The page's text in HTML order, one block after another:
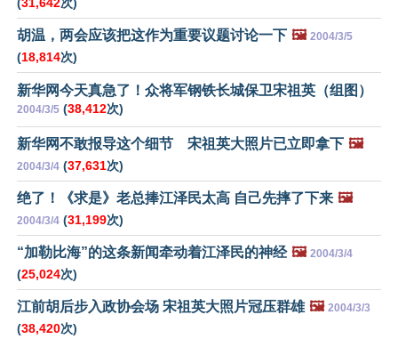
胡温，两会应该把这作为重要议题讨论一下 🖼️ 2004/3/5
(18,814次)
新华网今天真急了！众将军钢铁长城保卫宋祖英（组图）
2004/3/5 (38,412次)
新华网不敢报导这个细节 宋祖英大照片已立即拿下 🖼️
2004/3/4 (37,631次)
绝了！《求是》老总捧江泽民太高 自己先摔了下来 🖼️
2004/3/4 (31,199次)
“加勒比海”的这条新闻牵动着江泽民的神经 🖼️ 2004/3/4
(25,024次)
江前胡后步入政协会场 宋祖英大照片冠压群雄 🖼️ 2004/3/3
(38,420次)